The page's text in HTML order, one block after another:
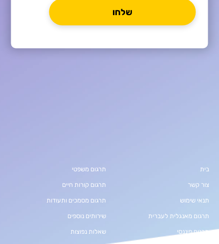
בית
צור קשר
תנאי שימוש
תרגום מאנגלית לעברית
תרגום פיננסי
תרגום משפטי
תרגום קורות חיים
תרגום מסמכים ותעודות
שירותים נוספים
שאלות נפוצות